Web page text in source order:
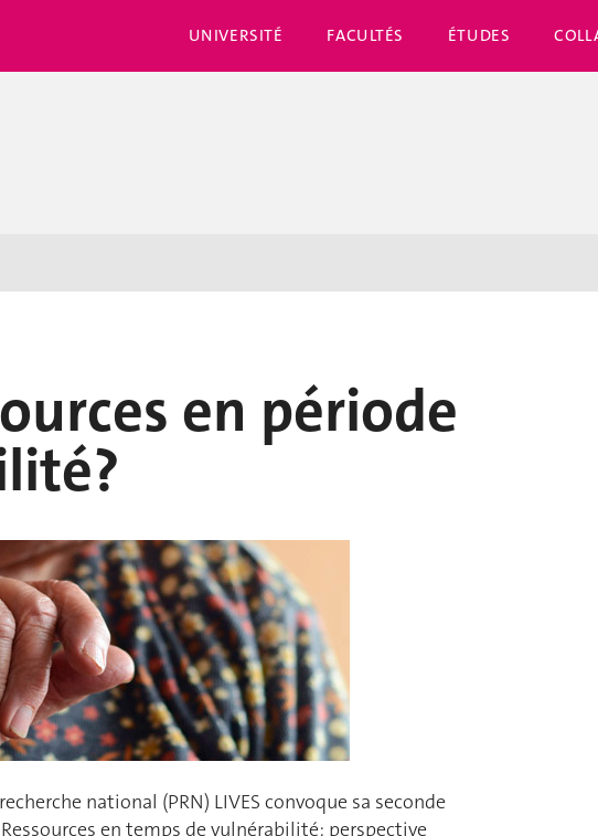
UNIVERSITÉ FACULTÉS ÉTUDES
en période
national (PRN) LIVES convoque sa seconde
en temps de vulnérabilité: perspective